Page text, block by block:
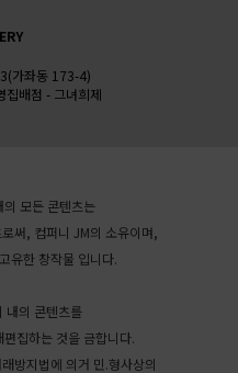
가좌동 173-4)
집배점 - 그녀희제
모든 콘텐츠는
써, 컴퍼니 JM의 소유이며,
유한 창작물 입니다.
내의 콘텐츠를
집하는 것을 금합니다.
방지법에 의거 민.형사상의